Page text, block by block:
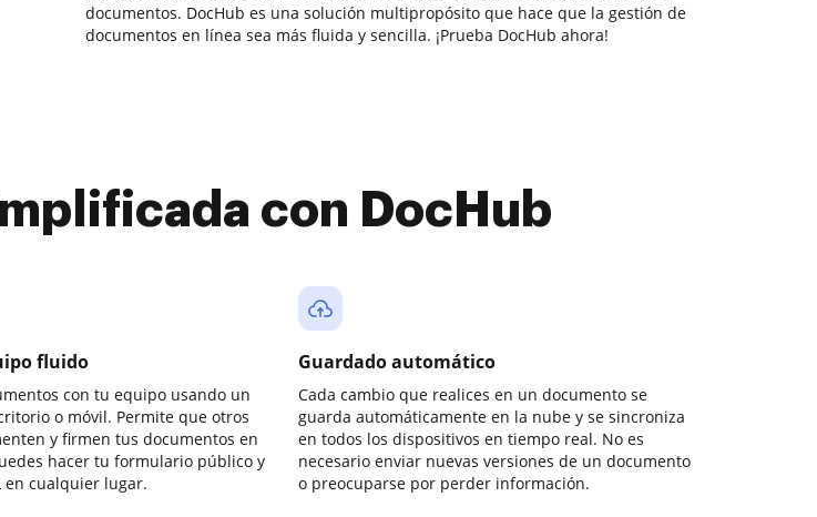
documentos. DocHub es una solución multipropósito que hace que la gestión de
documentos en línea sea más fluida y sencilla. ¡Prueba DocHub ahora!
con DocHub
fluido
con tu equipo usando un
o móvil. Permite que otros
y firmen tus documentos en
hacer tu formulario público y
en cualquier lugar.
Guardado automático
Cada cambio que realices en un documento se
guarda automáticamente en la nube y se sincroniza
en todos los dispositivos en tiempo real. No es
necesario enviar nuevas versiones de un documento
o preocuparse por perder información.